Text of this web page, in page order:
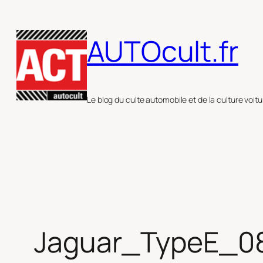
au
contenu
AUTOcult.fr
Le blog du culte automobile et de la culture